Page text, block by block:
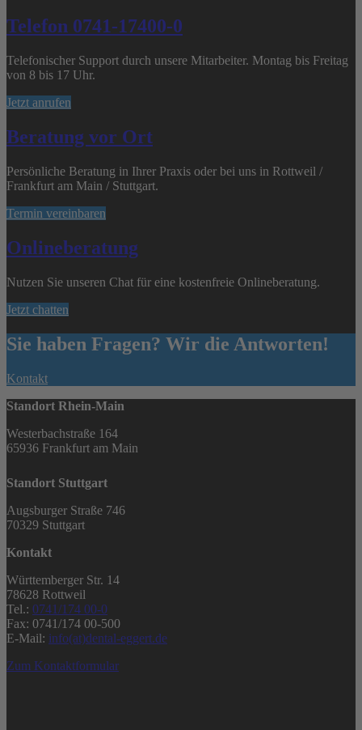
Telefon 0741-17400-0
Telefonischer Support durch unsere Mitarbeiter. Montag bis Freitag
von 8 bis 17 Uhr.
Jetzt anrufen
Beratung vor Ort
Persönliche Beratung in Ihrer Praxis oder bei uns in Rottweil /
Frankfurt am Main / Stuttgart.
Termin vereinbaren
Onlineberatung
Nutzen Sie unseren Chat für eine kostenfreie Onlineberatung.
Jetzt chatten
Sie haben Fragen? Wir die Antworten!
Kontakt
Standort Rhein-Main
Westerbachstraße 164
65936 Frankfurt am Main
Standort Stuttgart
Augsburger Straße 746
70329 Stuttgart
Kontakt
Württemberger Str. 14
78628 Rottweil
Tel.: 0741/174 00-0
Fax: 0741/174 00-500
E-Mail: info(at)dental-eggert.de
Zum Kontaktformular